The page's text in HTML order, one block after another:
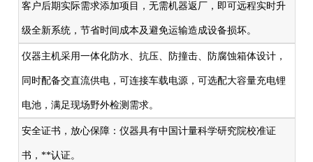
客户后期实际需求添加项目，无需机器返厂，即可远程实时升
级全新系统，节省时间成本及避免运输造成设备损坏。
仪器主机采用一体化防水、抗压、防撞击、防腐蚀箱体设计，
同时配备交直流供电，可连接车载电源，可选配大容量充电锂
电池，满足现场野外检测需求。
安全证书，放心保障：仪器具有中国计量科学研究院校准证
书，**认证。